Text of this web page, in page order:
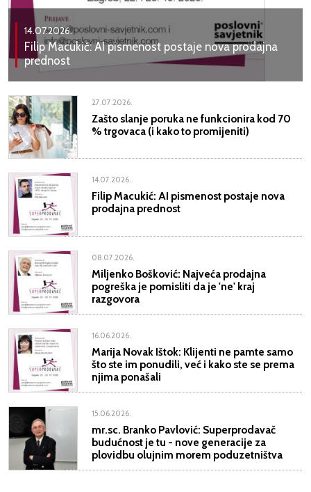
14.07.2026.
Filip Macukić: AI pismenost postaje nova prodajna
prednost
27.07.2026.
Zašto slanje poruka ne funkcionira kod 70
% trgovaca (i kako to promijeniti)
14.07.2026.
Filip Macukić: AI pismenost postaje nova
prodajna prednost
08.07.2026.
Miljenko Bošković: Najveća prodajna
pogreška je pomisliti da je 'ne' kraj
razgovora
16.06.2026.
Marija Novak Ištok: Klijenti ne pamte samo
što ste im ponudili, već i kako ste se prema
njima ponašali
15.06.2026.
mr.sc. Branko Pavlović: Superprodavač
budućnost je tu - nove generacije za
plovidbu olujnim morem poduzetništva